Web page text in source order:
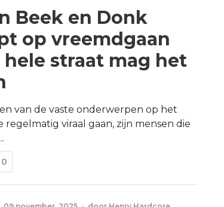
Beek en Donk
op vreemdgaan
hele straat mag het
van de vaste onderwerpen op het
regelmatig viraal gaan, zijn mensen die
0